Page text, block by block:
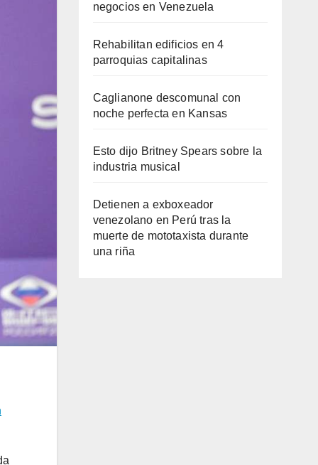
negocios en Venezuela
Rehabilitan edificios en 4
parroquias capitalinas
Caglianone descomunal con
noche perfecta en Kansas
Esto dijo Britney Spears sobre la
industria musical
Detienen a exboxeador
venezolano en Perú tras la
muerte de mototaxista durante
una riña